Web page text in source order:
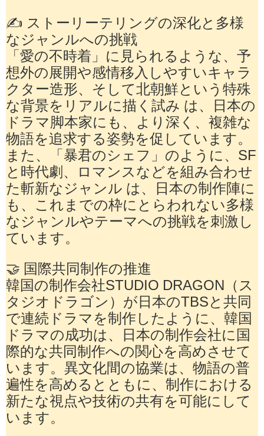
✍️ ストーリーテリングの深化と多様
なジャンルへの挑戦
「愛の不時着」に見られるような、予
想外の展開や感情移入しやすいキャラ
クター造形、そして北朝鮮という特殊
な背景をリアルに描く試み は、日本の
ドラマ脚本家にも、より深く、複雑な
物語を追求する姿勢を促しています。
また、「暴君のシェフ」のように、SF
と時代劇、ロマンスなどを組み合わせ
た斬新なジャンル は、日本の制作陣に
も、これまでの枠にとらわれない多様
なジャンルやテーマへの挑戦を刺激し
ています。
🤝 国際共同制作の推進
韓国の制作会社STUDIO DRAGON（ス
タジオドラゴン）が日本のTBSと共同
で連続ドラマを制作したように、韓国
ドラマの成功は、日本の制作会社に国
際的な共同制作への関心を高めさせて
います。異文化間の協業は、物語の普
遍性を高めるとともに、制作における
新たな視点や技術の共有を可能にして
います。